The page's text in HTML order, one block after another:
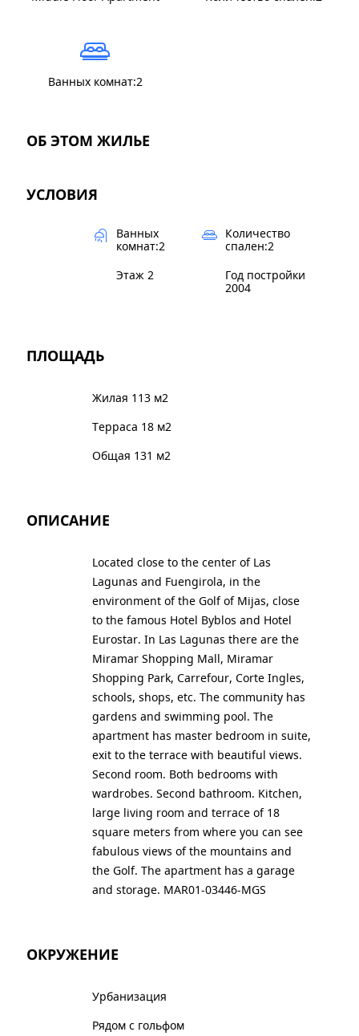
Ванных комнат:2
ОБ ЭТОМ ЖИЛЬЕ
УСЛОВИЯ
Ванных
комнат:2
Количество
спален:2
Этаж 2
Год постройки
2004
ПЛОЩАДЬ
Жилая 113 м2
Терраса 18 м2
Общая 131 м2
ОПИСАНИЕ
Located close to the center of Las
Lagunas and Fuengirola, in the
environment of the Golf of Mijas, close
to the famous Hotel Byblos and Hotel
Eurostar. In Las Lagunas there are the
Miramar Shopping Mall, Miramar
Shopping Park, Carrefour, Corte Ingles,
schools, shops, etc. The community has
gardens and swimming pool. The
apartment has master bedroom in suite,
exit to the terrace with beautiful views.
Second room. Both bedrooms with
wardrobes. Second bathroom. Kitchen,
large living room and terrace of 18
square meters from where you can see
fabulous views of the mountains and
the Golf. The apartment has a garage
and storage. MAR01-03446-MGS
ОКРУЖЕНИЕ
Урбанизация
Рядом с гольфом